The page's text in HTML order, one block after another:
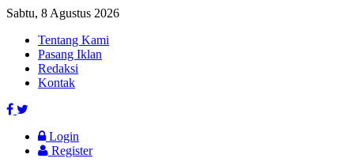
Sabtu, 8 Agustus 2026
Tentang Kami
Pasang Iklan
Redaksi
Kontak
Login
Register